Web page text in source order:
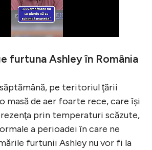
furtuna Ashley în România
pe teritoriul ţării
masă de aer foarte rece, care își
prin temperaturi scăzute,
a perioadei în care ne
furtunii Ashley nu vor fi la